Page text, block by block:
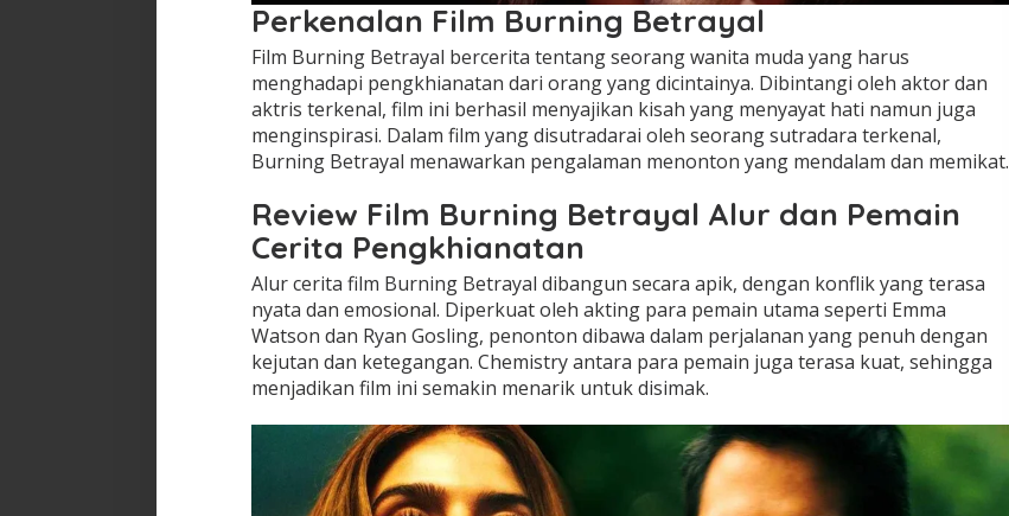
Perkenalan Film Burning Betrayal
Film Burning Betrayal bercerita tentang seorang wanita muda yang harus
menghadapi pengkhianatan dari orang yang dicintainya. Dibintangi oleh aktor dan
aktris terkenal, film ini berhasil menyajikan kisah yang menyayat hati namun juga
menginspirasi. Dalam film yang disutradarai oleh seorang sutradara terkenal,
Burning Betrayal menawarkan pengalaman menonton yang mendalam dan memikat.
Review Film Burning Betrayal Alur dan Pemain
Cerita Pengkhianatan
Alur cerita film Burning Betrayal dibangun secara apik, dengan konflik yang terasa
nyata dan emosional. Diperkuat oleh akting para pemain utama seperti Emma
Watson dan Ryan Gosling, penonton dibawa dalam perjalanan yang penuh dengan
kejutan dan ketegangan. Chemistry antara para pemain juga terasa kuat, sehingga
menjadikan film ini semakin menarik untuk disimak.